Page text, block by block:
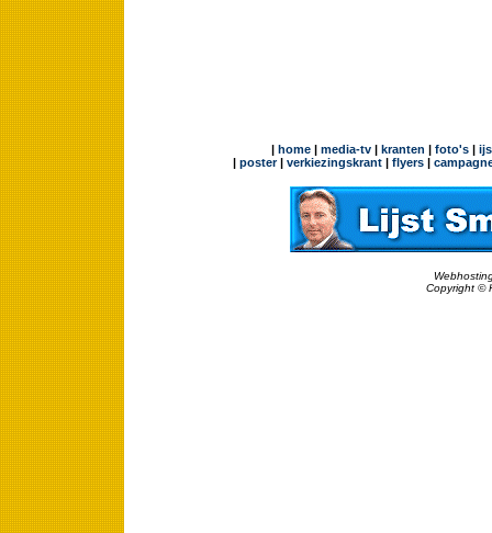
| home| media-tv| kranten | foto's|
| poster| verkiezingskrant | flyers |
Copyright ©